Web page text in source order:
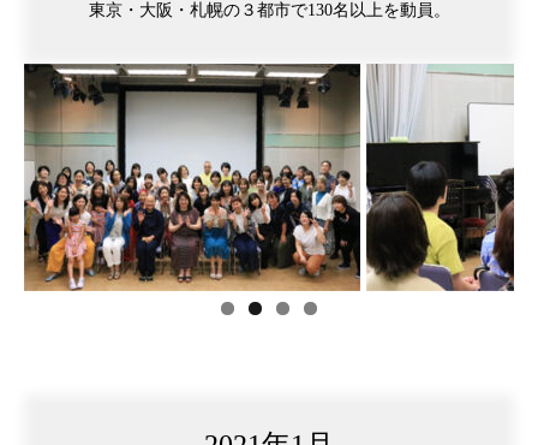
東京・大阪・札幌の３都市で130名以上を動員。